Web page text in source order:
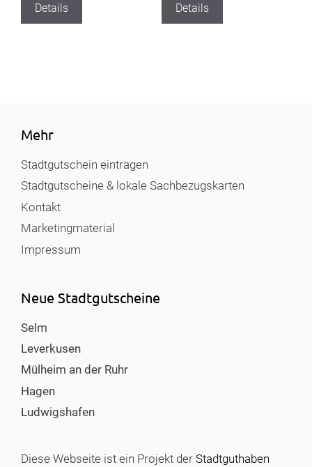
Details Details
Mehr
Stadtgutschein eintragen
Stadtgutscheine & lokale Sachbezugskarten
Kontakt
Marketingmaterial
Impressum
Neue Stadtgutscheine
Selm
Leverkusen
Mülheim an der Ruhr
Hagen
Ludwigshafen
Diese Webseite ist ein Projekt der Stadtguthaben